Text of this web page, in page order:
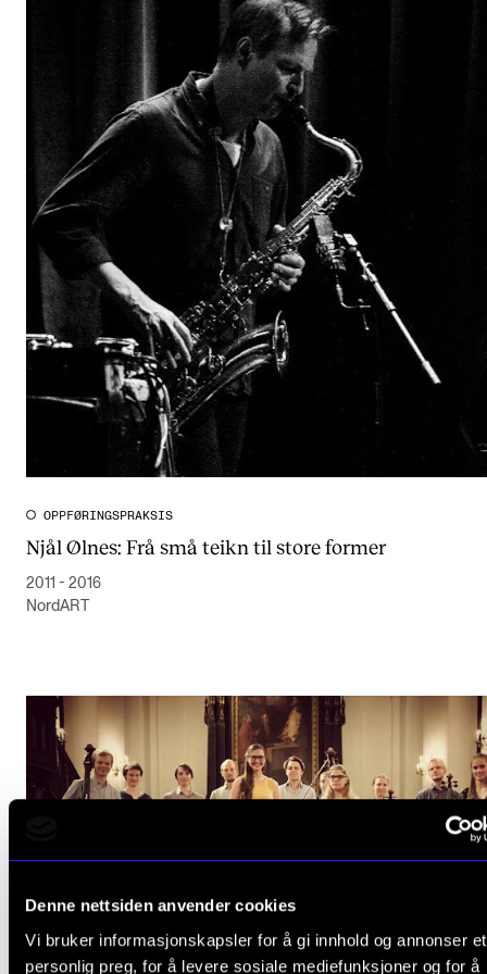
Denne nettsiden anvender cookies
Vi bruker informasjonskapsler for å gi innhold og annonser et
personlig preg, for å levere sosiale mediefunksjoner og for å
OPPFØRINGSPRAKSIS
Njål Ølnes: Frå små teikn til store former
2011 - 2016
NordART